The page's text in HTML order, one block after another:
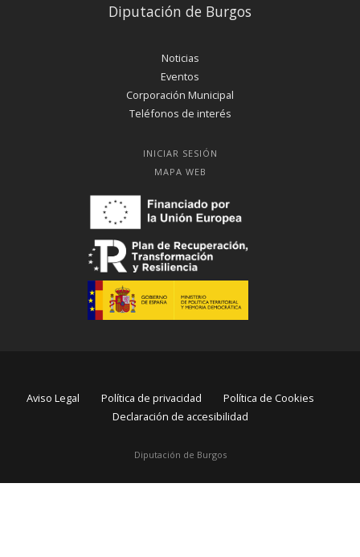
Diputación de Burgos
Noticias
Eventos
Corporación Municipal
Teléfonos de interés
INICIAR SESIÓN
MAPA WEB
Diputación de Burgos
Aviso Legal Política de privacidad
Política de Cookies
Declaración de accesibilidad